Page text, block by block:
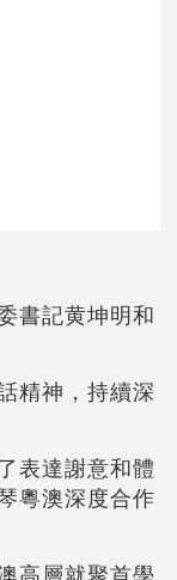
書記黄坤明和
精神，持續深
表達謝意和體
粵澳深度合作
高層就聚首學